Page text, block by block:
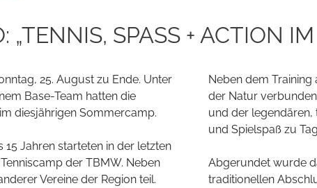
SPASS + ACTION IM
25. August zu Ende. Unter
Base-Team hatten die
diesjährigen Sommercamp.
Jahren starteten in der letzten
der TBMW. Neben
Vereine der Region teil.
Neben dem
der Natur
und der
und Spielspaß zu
Abgerundet wurde
traditionellen